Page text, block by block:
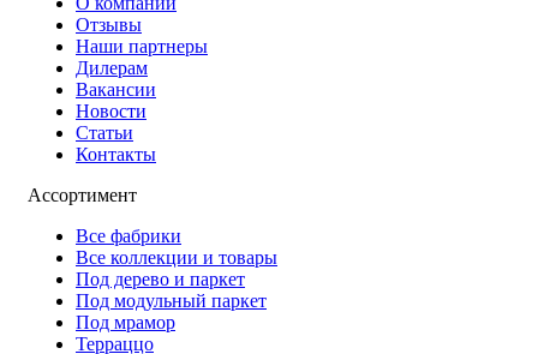
Отзывы
Наши партнеры
Дилерам
Вакансии
Новости
Статьи
Контакты
Ассортимент
Все фабрики
Все коллекции и товары
Под дерево и паркет
Под модульный паркет
Под мрамор
Терраццо